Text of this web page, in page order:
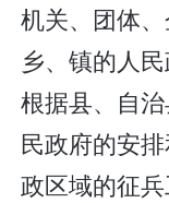
机关、团体
乡、镇的人
根据县、自
民政府的安
政区域的征